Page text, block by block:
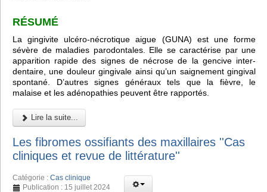
RÉSUMÉ
La gingivite ulcéro-nécrotique aigue (GUNA) est une forme
sévère de maladies parodontales. Elle se caractérise par une
apparition rapide des signes de nécrose de la gencive inter-
dentaire, une douleur gingivale ainsi qu’un saignement gingival
spontané. D’autres signes généraux tels que la fièvre, le
malaise et les adénopathies peuvent être rapportés.
Lire la suite...
Les fibromes ossifiants des maxillaires ''Cas
cliniques et revue de littérature''
Catégorie : Cas clinique
Publication : 15 juillet 2024